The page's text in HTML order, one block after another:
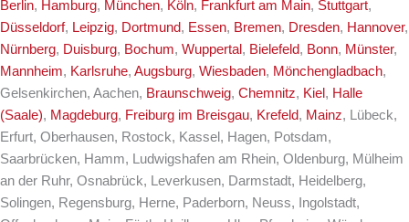
Berlin, Hamburg, München, Köln, Frankfurt am Main, Stuttgart,
Düsseldorf, Leipzig, Dortmund, Essen, Bremen, Dresden, Hannover,
Nürnberg, Duisburg, Bochum, Wuppertal , Bielefeld, Bonn, Münster,
Mannheim, Karlsruhe, Augsburg, Wiesbaden, Mönchengladbach,
Gelsenkirchen, Aachen, Braunschweig, Chemnitz, Kiel , Halle
(Saale), Magdeburg, Freiburg im Breisgau, Krefeld, Mainz, Lübeck,
Erfurt, Oberhausen, Rostock, Kassel, Hagen, Potsdam,
Saarbrücken, Hamm, Ludwigshafen am Rhein, Oldenburg, Mülheim
an der Ruhr, Osnabrück, Leverkusen, Darmstadt, Heidelberg,
Solingen, Regensburg, Herne, Paderborn, Neuss, Ingolstadt,